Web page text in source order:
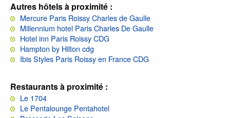
Autres hôtels à proximité :
Mercure Paris Roissy Charles de Gaulle
Millennium hotel Paris Charles De Gaulle
Hotel inn Paris Roissy CDG
Hampton by Hilton cdg
Ibis Styles Paris Roissy en France CDG
Restaurants à proximité :
Le 1704
Le Pentalounge Pentahotel